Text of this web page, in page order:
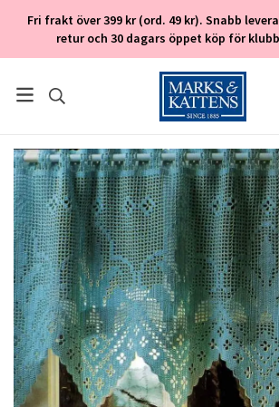
Fri frakt över 399 kr (ord. 49 kr). Snabb
retur och 30 dagars öppet köp för